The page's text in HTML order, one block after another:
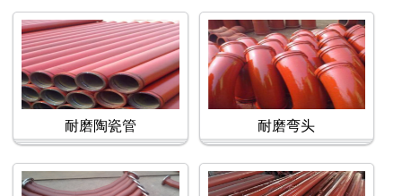
耐磨陶瓷管 耐磨弯头